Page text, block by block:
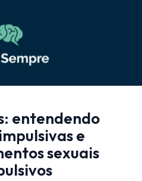
entendendo
e
sexuais